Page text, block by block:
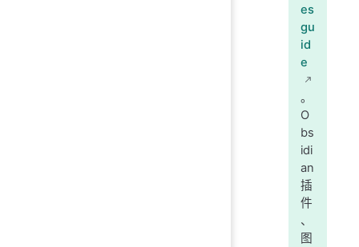
es
gu
id
e
。
O
bs
idi
an
插
件
、
图